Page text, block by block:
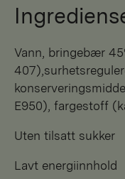
Vann, bringebær 45%, fortykningsmiddel (E 440, E
E950), fargestoff
Uten tilsatt sukker
Lavt energiinnhold